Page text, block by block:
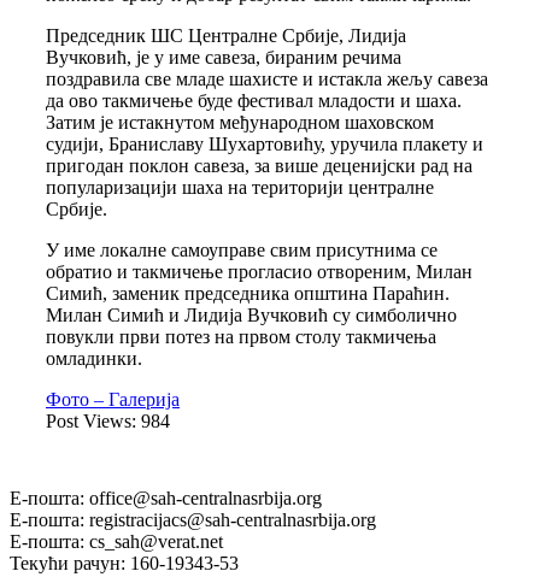
Председник ШС Централне Србије, Лидија
Вучковић, је у име савеза, бираним речима
поздравила све младе шахисте и истакла жељу савеза
да ово такмичење буде фестивал младости и шаха.
Затим је истакнутом међународном шаховском
судији, Браниславу Шухартовићу, уручила плакету и
пригодан поклон савеза, за више деценијски рад на
популаризацији шаха на територији централне
Србије.
У име локалне самоуправе свим присутнима се
обратио и такмичење прогласио отвореним, Милан
Симић, заменик председника општина Параћин.
Милан Симић и Лидија Вучковић су симболично
повукли први потез на првом столу такмичења
омладинки.
Фото – Галерија
Post Views: 984
Е-пошта: office@sah-centralnasrbija.org
Е-пошта: registracijacs@sah-centralnasrbija.org
Е-пошта: cs_sah@verat.net
Текући рачун: 160-19343-53